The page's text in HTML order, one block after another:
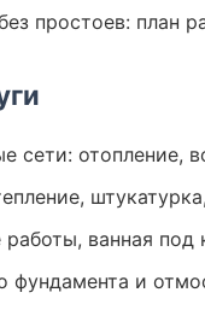
простоев: план
сети: отопление,
ванная под
фундамента и